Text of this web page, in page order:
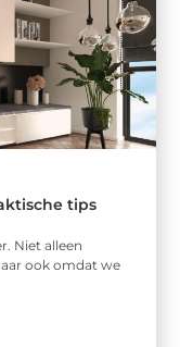
tips
Niet alleen
ook omdat we